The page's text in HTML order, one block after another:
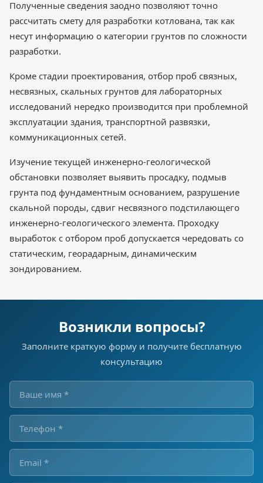
Полученные сведения заодно позволяют точно
рассчитать смету для разработки котлована, так как
несут информацию о категории грунтов по сложности
разработки.
Кроме стадии проектирования, отбор проб связных,
несвязных, скальных грунтов для лабораторных
исследований нередко производится при проблемной
эксплуатации здания, транспортной развязки,
коммуникационных сетей.
Изучение текущей инженерно-геологической
обстановки позволяет выявить просадку, подмыв
грунта под фундаментным основанием, разрушение
скальной породы, сдвиг несвязного подстилающего
инженерно-геологического элемента. Проходку
выработок с отбором проб допускается чередовать со
статическим, георадарным, динамическим
зондированием.
Возникли вопросы?
Заполните краткую форму и получите бесплатную
консультацию